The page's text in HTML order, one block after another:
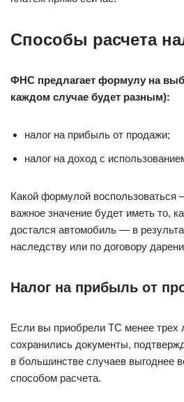
Способы расчета
ФНС предлагает формулу на
каждом случае будет разным):
налог на прибыль от продажи;
налог на доход с
Какой формулой
важное значение будет иметь то,
достался автомобиль — в
наследству или по договору
Налог на прибыль от
Если вы приобрели ТС менее трех
сохранились документы,
в большинстве случаев выгоднее
способом расчета.